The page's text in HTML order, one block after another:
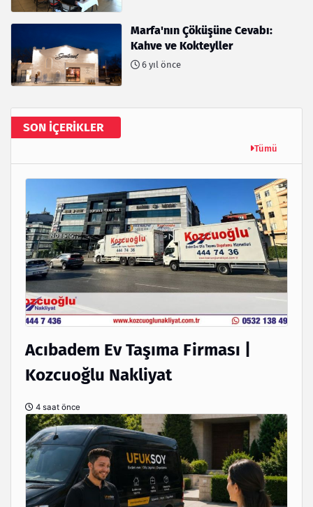
Marfa'nın Çöküşüne Cevabı:
Kahve ve Kokteyller
6 yıl önce
SON İÇERIKLER
Tümü
Acıbadem Ev Taşıma Firması |
Kozcuoğlu Nakliyat
4 saat önce